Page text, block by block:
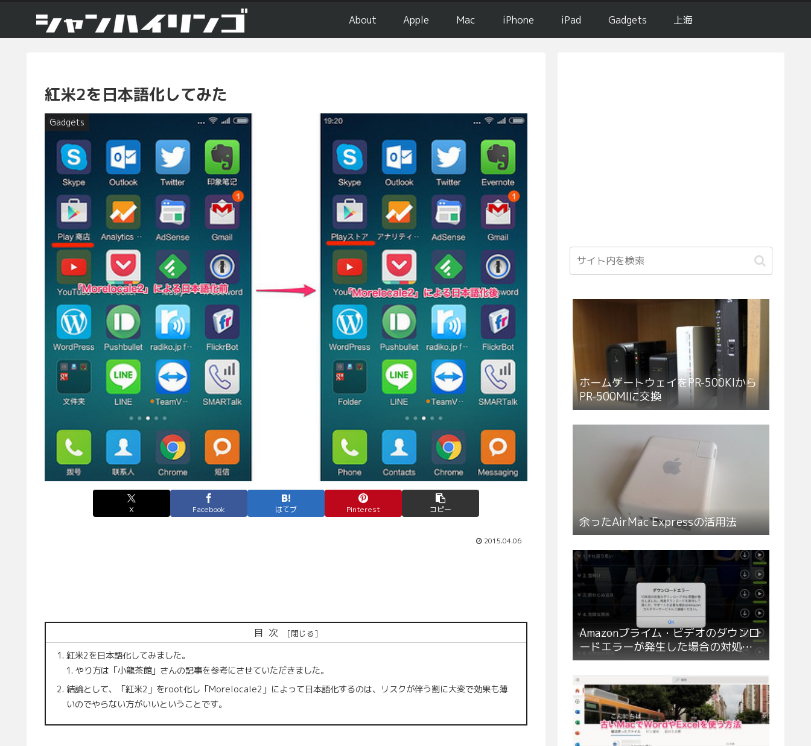
About Apple Mac iPhone iPad Gadgets 上海
紅米2を日本語化してみた
Gadgets
X Facebook はてブ Pinterest コピー
2015.04.06
目次
紅米2を日本語化してみました。
やり方は「小龍茶館」さんの記事を参考にさせていただきました。
結論として、「紅米2」をroot化し「Morelocale2」によって日本語化するのは、リスクが伴う割に大変で効果も薄
いのでやらない方がいいということです。
ホームゲートウェイをPR-500KIから
PR-500MIに交換
余ったAirMac Expressの活用法
Amazonプライム・ビデオのダウンロ
ードエラーが発生した場合の対処方
法